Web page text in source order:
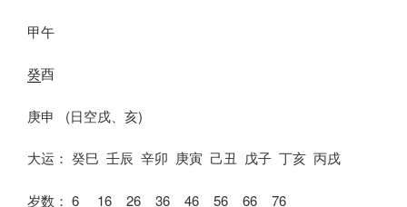
甲午
癸酉
庚申 (日空戌、亥)
大运： 癸巳 壬辰 辛卯 庚寅 己丑 戊子 丁亥 丙戌
岁数： 6 16 26 36 46 56 66 76